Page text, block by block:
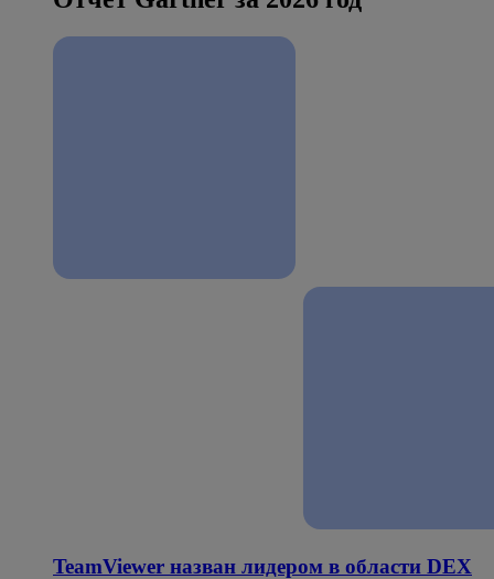
TeamViewer назван лидером в области DEX